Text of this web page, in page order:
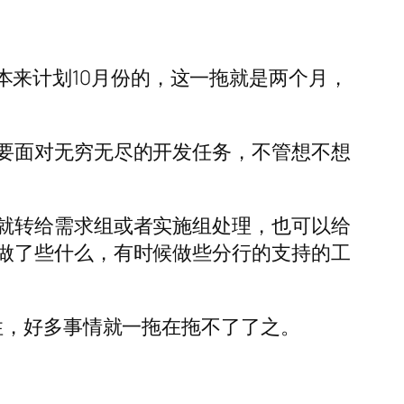
计划10月份的，这一拖就是两个月，
面对无穷无尽的开发任务，不管想不想
转给需求组或者实施组处理，也可以给
了些什么，有时候做些分行的支持的工
好多事情就一拖在拖不了了之。